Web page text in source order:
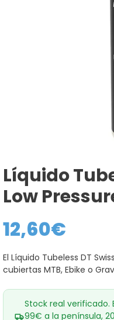
Líquido
Low
12,60€
El Líquido Tubeless DT
cubiertas MTB, Ebike o
Stock real
99€ a la península,